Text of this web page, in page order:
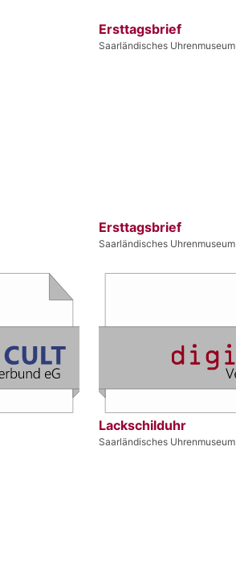
Ersttagsbrief
Saarländisches Uhrenmuseum
Ersttagsbrief
Saarländisches Uhrenmuseum
Lackschilduhr
Saarländisches Uhrenmuseum